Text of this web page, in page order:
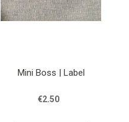
Mini Boss | Label
€2.50